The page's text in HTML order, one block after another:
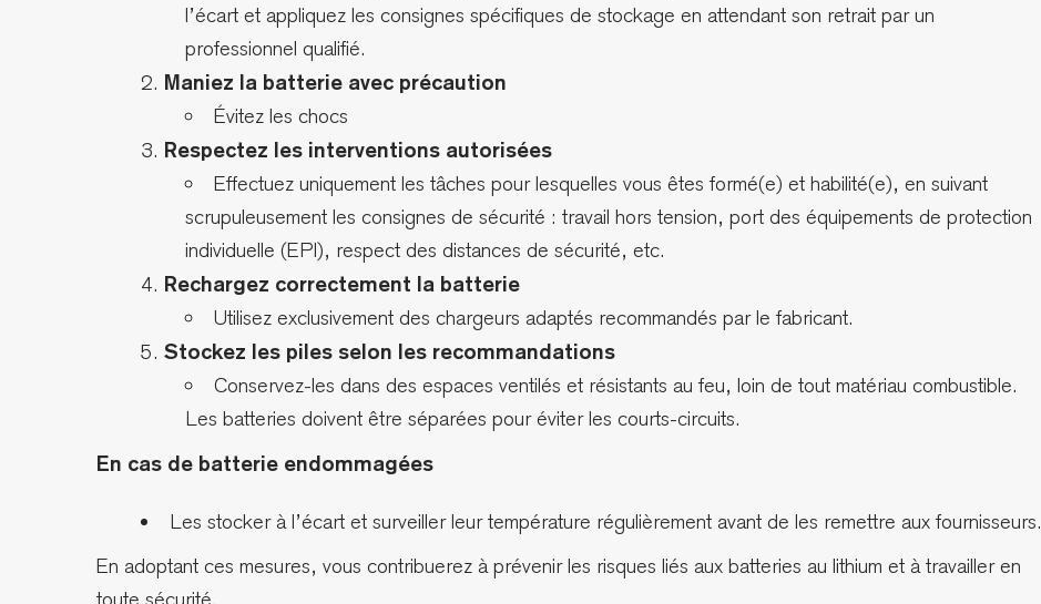
l’écart et appliquez les consignes spécifiques de stockage en attendant son retrait par un
professionnel qualifié.
Maniez la batterie avec précaution
Évitez les chocs
Respectez les interventions autorisées
Effectuez uniquement les tâches pour lesquelles vous êtes formé(e) et habilité(e), en suivant
scrupuleusement les consignes de sécurité : travail hors tension, port des équipements de protection
individuelle (EPI), respect des distances de sécurité, etc.
Rechargez correctement la batterie
Utilisez exclusivement des chargeurs adaptés recommandés par le fabricant.
Stockez les piles selon les recommandations
Conservez-les dans des espaces ventilés et résistants au feu, loin de tout matériau combustible.
Les batteries doivent être séparées pour éviter les courts-circuits.
En cas de batterie endommagées
Les stocker à l’écart et surveiller leur température régulièrement avant de les remettre aux fournisseurs.
En adoptant ces mesures, vous contribuerez à prévenir les risques liés aux batteries au lithium et à travailler en
toute sécurité.